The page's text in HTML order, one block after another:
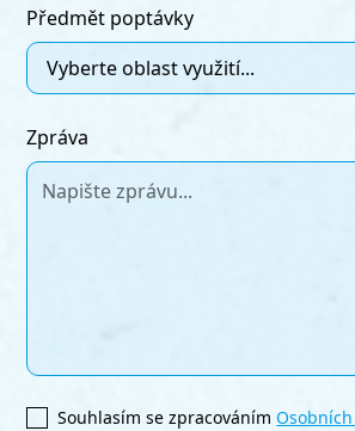
Předmět poptávky
Zpráva
Souhlasím se zpracováním